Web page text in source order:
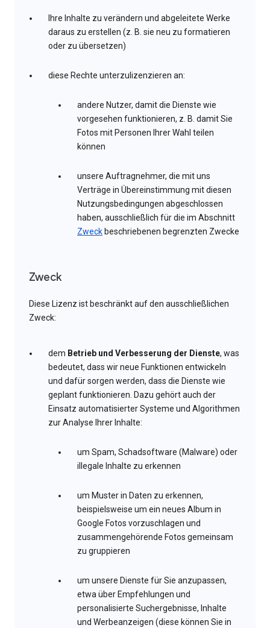
Ihre Inhalte zu verändern und abgeleitete Werke
daraus zu erstellen (z. B. sie neu zu formatieren
oder zu übersetzen)
diese Rechte unterzulizenzieren an:
andere Nutzer, damit die Dienste wie
vorgesehen funktionieren, z. B. damit Sie
Fotos mit Personen Ihrer Wahl teilen
können
unsere Auftragnehmer, die mit uns
Verträge in Übereinstimmung mit diesen
Nutzungsbedingungen abgeschlossen
haben, ausschließlich für die im Abschnitt
Zweck beschriebenen begrenzten Zwecke
Zweck
Diese Lizenz ist beschränkt auf den ausschließlichen
Zweck:
dem Betrieb und Verbesserung der Dienste, was
bedeutet, dass wir neue Funktionen entwickeln
und dafür sorgen werden, dass die Dienste wie
geplant funktionieren. Dazu gehört auch der
Einsatz automatisierter Systeme und Algorithmen
zur Analyse Ihrer Inhalte:
um Spam, Schadsoftware (Malware) oder
illegale Inhalte zu erkennen
um Muster in Daten zu erkennen,
beispielsweise um ein neues Album in
Google Fotos vorzuschlagen und
zusammengehörende Fotos gemeinsam
zu gruppieren
um unsere Dienste für Sie anzupassen,
etwa über Empfehlungen und
personalisierte Suchergebnisse, Inhalte
und Werbeanzeigen (diese können Sie in